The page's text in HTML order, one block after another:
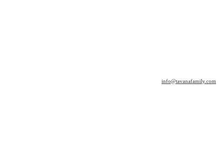
info@tavanafamily.com